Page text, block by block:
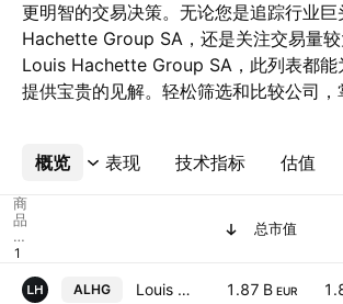
更明智的交易决策。无论您是追踪行业
Hachette Group SA，还是关注交易量
Louis Hachette Group SA，此列表都能
提供宝贵的见解。轻松筛选和比较公司，
概览 表现 技术指标 估值
更多
商
品
代
码
总市值
ALHG Louis Hachette Group SA 1.87 B EUR